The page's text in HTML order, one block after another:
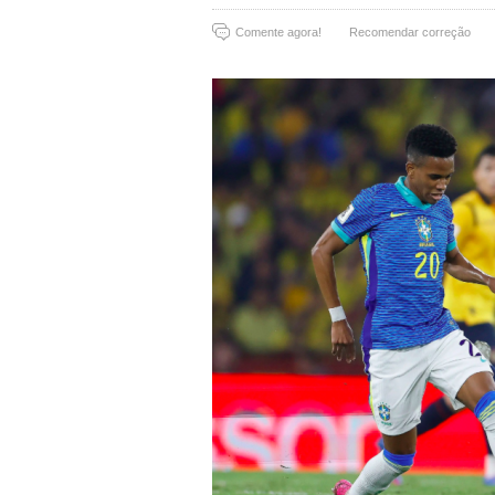
Comente agora! Recomendar correção